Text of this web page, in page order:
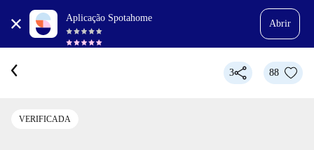
Aplicação Spotahome
Abrir
3 88
VERIFICADA